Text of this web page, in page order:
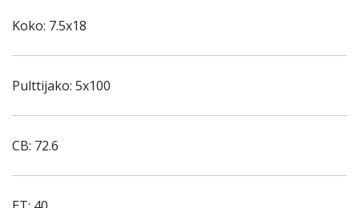
Koko: 7.5x18
Pulttijako: 5x100
CB: 72.6